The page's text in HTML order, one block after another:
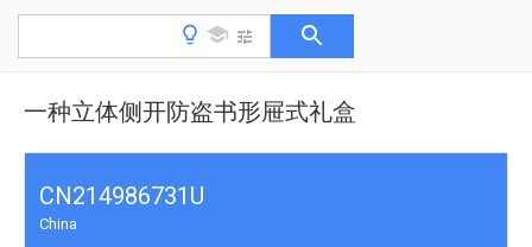
一种立体侧开防盗书形屉式礼盒
CN214986731U
China